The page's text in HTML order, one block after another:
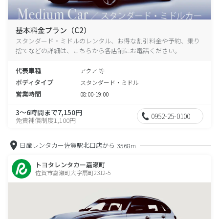
基本料金プラン（C2）
スタンダード・ミドルのレンタル、お得な割引料金や予約、乗り
捨てなどの詳細は、こちらから各店舗にお電話ください。
代表車種 アクア 等
ボディタイプ スタンダード・ミドル
営業時間 08:00-19:00
3～6時間まで7,150円
免責補償制度1,100円 0952-25-0100
日産レンタカー佐賀駅北口店から 3568m
トヨタレンタカー嘉瀬町
佐賀市嘉瀬町大字扇町2312-5